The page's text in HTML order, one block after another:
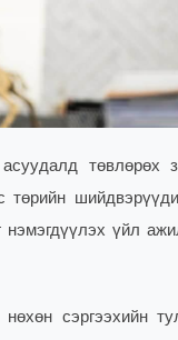
төвлөрөх
төрийн
үйл
сэргээхийн